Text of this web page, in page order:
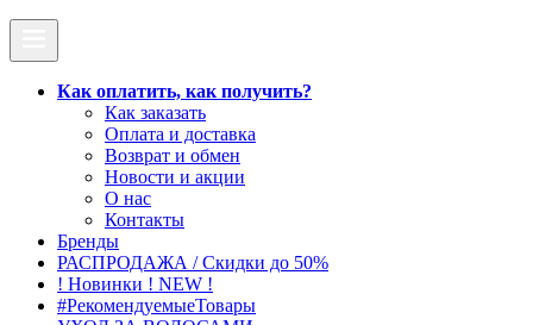
Как оплатить, как получить?
Как заказать
Оплата и доставка
Возврат и обмен
Новости и акции
О нас
Контакты
Бренды
РАСПРОДАЖА / Скидки до 50%
! Новинки ! NEW !
#РекомендуемыеТовары